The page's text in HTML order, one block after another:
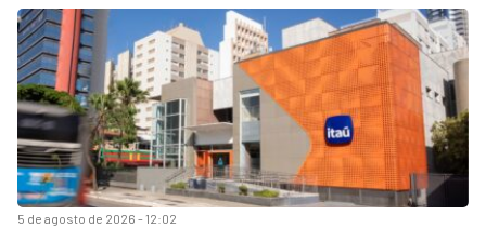
5 de agosto de 2026 - 12:02